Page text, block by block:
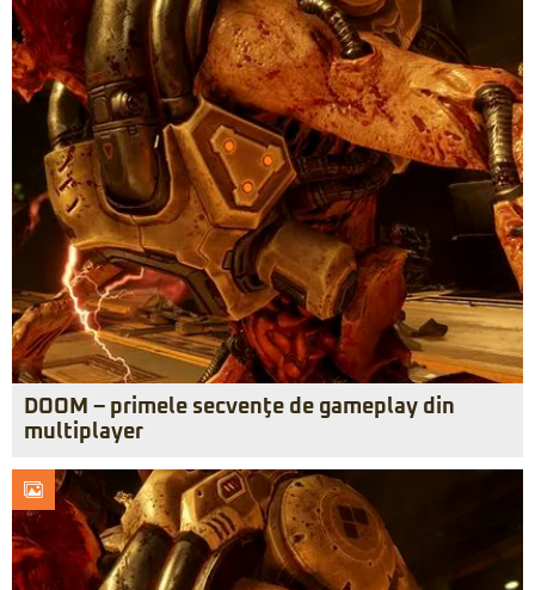
DOOM – primele secvenţe de gameplay din
multiplayer